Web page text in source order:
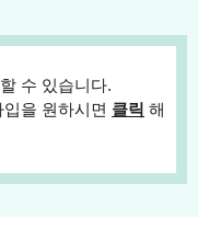
수 있습니다.
을 원하시면 클릭 해